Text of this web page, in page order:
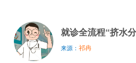
就诊全流程“挤水
来源： 祁冉